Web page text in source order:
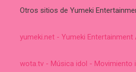
Otros sitios de Yumeki
yumeki.net - Yumeki Entertainment
wota.tv - Música idol - Movimiento